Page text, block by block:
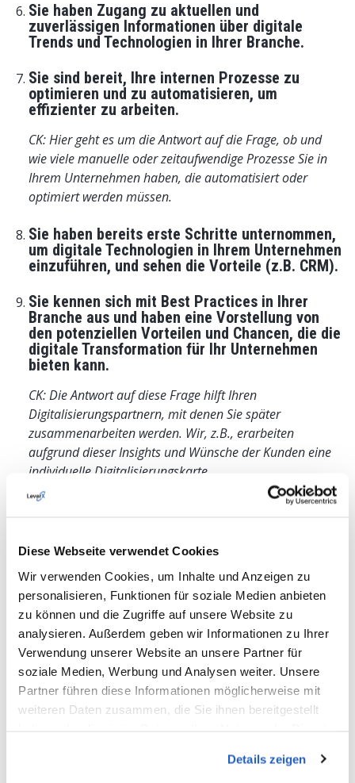
Diese Webseite verwendet Cookies
Wir verwenden Cookies, um Inhalte und Anzeigen zu
personalisieren, Funktionen für soziale Medien anbieten
zu können und die Zugriffe auf unsere Website zu
analysieren. Außerdem geben wir Informationen zu Ihrer
Verwendung unserer Website an unsere Partner für
soziale Medien, Werbung und Analysen weiter. Unsere
Partner führen diese Informationen möglicherweise mit
weiteren Daten zusammen, die Sie ihnen bereitgestellt
Details zeigen
Sie haben Zugang zu aktuellen und
zuverlässigen Informationen über digitale
Trends und Technologien in Ihrer Branche.
Sie sind bereit, Ihre internen Prozesse zu
optimieren und zu automatisieren, um
effizienter zu arbeiten.
CK: Hier geht es um die Antwort auf die Frage, ob und
wie viele manuelle oder zeitaufwendige Prozesse Sie in
Ihrem Unternehmen haben, die automatisiert oder
optimiert werden müssen.
Sie haben bereits erste Schritte unternommen,
um digitale Technologien in Ihrem Unternehmen
einzuführen, und sehen die Vorteile (z.B. CRM).
Sie kennen sich mit Best Practices in Ihrer
Branche aus und haben eine Vorstellung von
den potenziellen Vorteilen und Chancen, die die
digitale Transformation für Ihr Unternehmen
bieten kann.
CK: Die Antwort auf diese Frage hilft Ihren
Digitalisierungspartnern, mit denen Sie später
zusammenarbeiten werden. Wir, z.B., erarbeiten
aufgrund dieser Insights und Wünsche der Kunden eine
individuelle Digitalisierungskarte.
Sie sind bereit, mit externen Partnern oder
Wenn Sie die meisten Fragen mit «Ja» beantwortet
haben, bedeutet dies, dass Ihr Unternehmen bereit ist,
die digitale Transformationanzugehen. Wenn Sie
überwiegend mit «Nein» auf die Fragen geantwortet
haben, sollten Sie möglicherweise zunächst bestimmte
Voraussetzungen einleiten, um eine erfolgreiche
digitale Transformation durchzuführen.
«Nehmen Sie sich Zeit, um Ihre Situation zu bewerten und
– empfiehlt der LeverX-